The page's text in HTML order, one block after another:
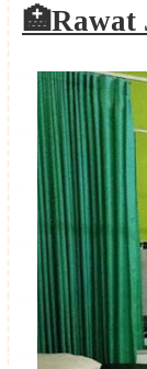
🏥Rawat